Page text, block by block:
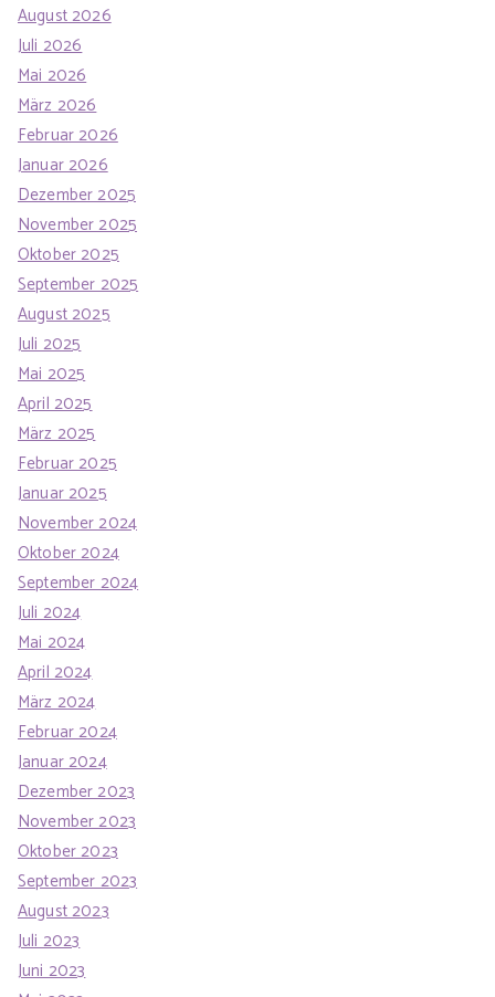
August 2026
Juli 2026
Mai 2026
März 2026
Februar 2026
Januar 2026
Dezember 2025
November 2025
Oktober 2025
September 2025
August 2025
Juli 2025
Mai 2025
April 2025
März 2025
Februar 2025
Januar 2025
November 2024
Oktober 2024
September 2024
Juli 2024
Mai 2024
April 2024
März 2024
Februar 2024
Januar 2024
Dezember 2023
November 2023
Oktober 2023
September 2023
August 2023
Juli 2023
Juni 2023